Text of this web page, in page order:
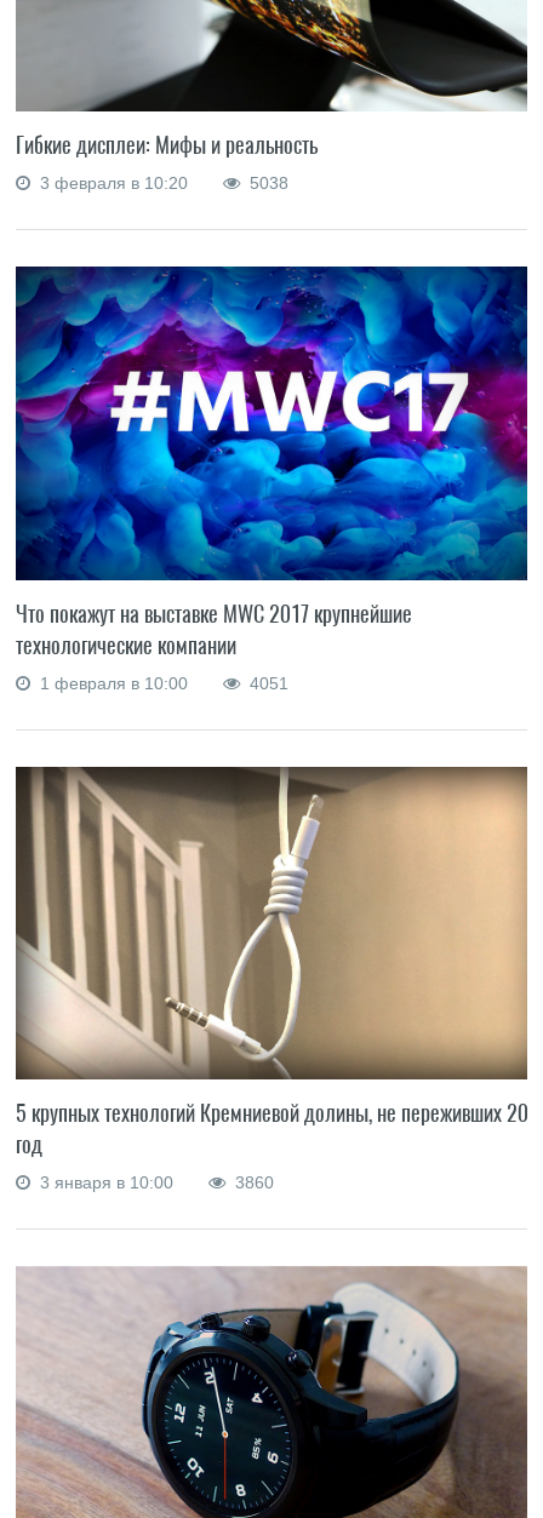
Гибкие дисплеи: Мифы и реальность
3 февраля в 10:20 5038
Что покажут на выставке MWC 2017 крупнейшие
технологические компании
1 февраля в 10:00 4051
5 крупных технологий Кремниевой долины, не переживших
год
3 января в 10:00 3860